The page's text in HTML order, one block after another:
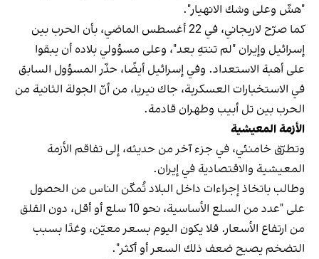
"هشّ وعلى وشك الانهيار".
كما صرّح لاريجاني، في 22 أغسطس الماضي، بأن الحرب بين
إسرائيل وإيران "لم تنتهِ بعد"، وعلى مسؤولي بلاده أن يبقوا
على أهبة الاستعداد. وفي إسرائيل أيضًا، حذّر المسؤول السابق
في الاستخبارات العسكرية، جاك نيريا، من أنّ الجولة الثانية من
الحرب بين تل أبيب وطهران قادمة.
الأزمة المعيشية
وتطرّق خامنئي، في جزء آخر من حديثه، إلى تفاقم الأزمة
المعيشية والاقتصادية في إيران.
وطالب باتخاذ إجراءات داخل البلاد تُمكّن الناس من الحصول
على "عدد من السلع الأساسية، نحو 10 سلع أو أقل، دون القلق
من ارتفاع الأسعار. فلا يكون اليوم بسعر معيّن، وغدًا بسبب
التضخم يصبح ضعف ذلك السعر أو أكثر".